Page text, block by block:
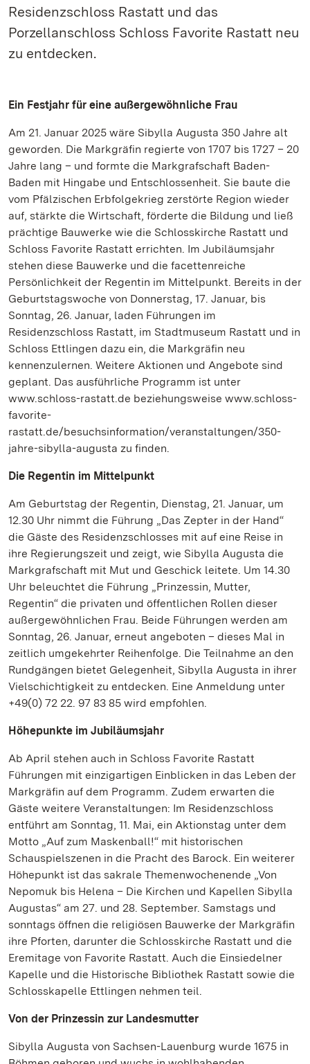
Residenzschloss Rastatt und das
Porzellanschloss Schloss Favorite Rastatt neu
zu entdecken.
Ein Festjahr für eine außergewöhnliche Frau
Am 21. Januar 2025 wäre Sibylla Augusta 350 Jahre alt
geworden. Die Markgräfin regierte von 1707 bis 1727 – 20
Jahre lang – und formte die Markgrafschaft Baden-
Baden mit Hingabe und Entschlossenheit. Sie baute die
vom Pfälzischen Erbfolgekrieg zerstörte Region wieder
auf, stärkte die Wirtschaft, förderte die Bildung und ließ
prächtige Bauwerke wie die Schlosskirche Rastatt und
Schloss Favorite Rastatt errichten. Im Jubiläumsjahr
stehen diese Bauwerke und die facettenreiche
Persönlichkeit der Regentin im Mittelpunkt. Bereits in der
Geburtstagswoche von Donnerstag, 17. Januar, bis
Sonntag, 26. Januar, laden Führungen im
Residenzschloss Rastatt, im Stadtmuseum Rastatt und in
Schloss Ettlingen dazu ein, die Markgräfin neu
kennenzulernen. Weitere Aktionen und Angebote sind
geplant. Das ausführliche Programm ist unter
www.schloss-rastatt.de beziehungsweise www.schloss-
favorite-
rastatt.de/besuchsinformation/veranstaltungen/350-
jahre-sibylla-augusta zu finden.
Die Regentin im Mittelpunkt
Am Geburtstag der Regentin, Dienstag, 21. Januar, um
12.30 Uhr nimmt die Führung „Das Zepter in der Hand“
die Gäste des Residenzschlosses mit auf eine Reise in
ihre Regierungszeit und zeigt, wie Sibylla Augusta die
Markgrafschaft mit Mut und Geschick leitete. Um 14.30
Uhr beleuchtet die Führung „Prinzessin, Mutter,
Regentin“ die privaten und öffentlichen Rollen dieser
außergewöhnlichen Frau. Beide Führungen werden am
Sonntag, 26. Januar, erneut angeboten – dieses Mal in
zeitlich umgekehrter Reihenfolge. Die Teilnahme an den
Rundgängen bietet Gelegenheit, Sibylla Augusta in ihrer
Vielschichtigkeit zu entdecken. Eine Anmeldung unter
+49(0) 72 22. 97 83 85 wird empfohlen.
Höhepunkte im Jubiläumsjahr
Ab April stehen auch in Schloss Favorite Rastatt
Führungen mit einzigartigen Einblicken in das Leben der
Markgräfin auf dem Programm. Zudem erwarten die
Gäste weitere Veranstaltungen: Im Residenzschloss
entführt am Sonntag, 11. Mai, ein Aktionstag unter dem
Motto „Auf zum Maskenball!“ mit historischen
Schauspielszenen in die Pracht des Barock. Ein weiterer
Höhepunkt ist das sakrale Themenwochenende „Von
Nepomuk bis Helena – Die Kirchen und Kapellen Sibylla
Augustas“ am 27. und 28. September. Samstags und
sonntags öffnen die religiösen Bauwerke der Markgräfin
ihre Pforten, darunter die Schlosskirche Rastatt und die
Eremitage von Favorite Rastatt. Auch die Einsiedelner
Kapelle und die Historische Bibliothek Rastatt sowie die
Schlosskapelle Ettlingen nehmen teil.
Von der Prinzessin zur Landesmutter
Sibylla Augusta von Sachsen-Lauenburg wurde 1675 in